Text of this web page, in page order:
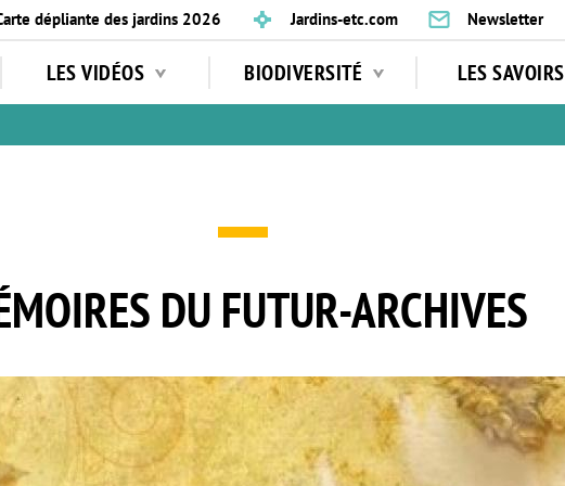
dépliante des jardins 2026 Jardins-etc.com Newsletter
LES VIDÉOS BIODIVERSITÉ LES SAVOIRS
DU FUTUR-ARCHIVES